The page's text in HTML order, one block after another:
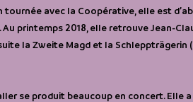
tournée avec la Coopérative, elle est
Au printemps 2018, elle retrouve Jean-
la Zweite Magd et la Schleppträgerin
se produit beaucoup en concert. Elle